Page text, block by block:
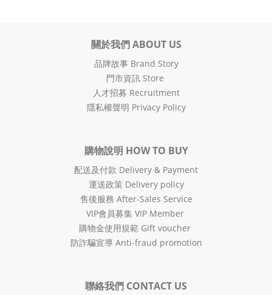
關於我們 ABOUT US
品牌故事 Brand Story
門市資訊 Store
人才招募 Recruitment
隱私權聲明 Privacy Policy
購物說明 HOW TO BUY
配送及付款 Delivery & Payment
運送政策 Delivery policy
售後服務 After-Sales Service
VIP會員募集 VIP Member
購物金使用規範 Gift voucher
防詐騙宣導 Anti-fraud promotion
聯絡我們 CONTACT US